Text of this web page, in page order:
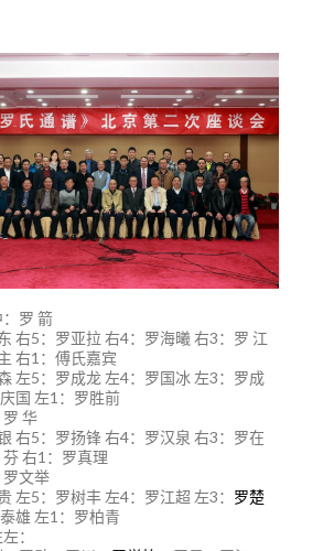
罗 箭
右5：罗亚拉 右4：罗海曦 右3：罗 江
右1：傅氏嘉宾
左5：罗成龙 左4：罗国冰 左3：罗成
国 左1：罗胜前
华
右5：罗扬锋 右4：罗汉泉 右3：罗在
右1：罗真理
罗文举
左5：罗树丰 左4：罗江超 左3： 罗楚
雄 左1：罗柏青
：